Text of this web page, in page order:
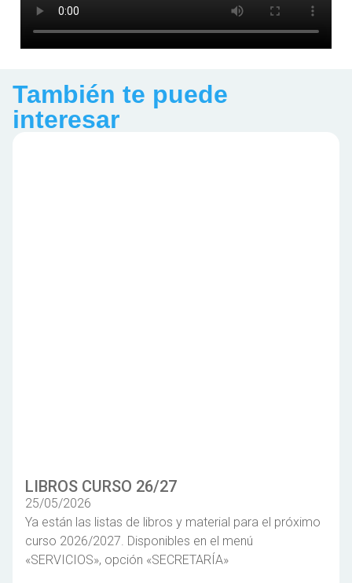
También te puede
interesar
LIBROS CURSO 26/27
25/05/2026
Ya están las listas de libros y material para el próximo
curso 2026/2027. Disponibles en el menú
«SERVICIOS», opción «SECRETARÍA»